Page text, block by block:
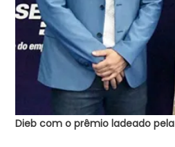
Dieb com o prêmio ladeado